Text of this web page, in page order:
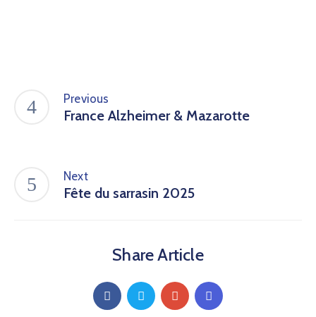
Previous
France Alzheimer & Mazarotte
Next
Fête du sarrasin 2025
Share Article